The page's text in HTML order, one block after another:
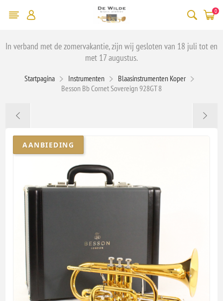
0
In verband met de zomervakantie, zijn wij gesloten van 18 juli tot en
met 17 augustus.
Startpagina Instrumenten
Blaasinstrumenten Koper
Besson Bb Cornet Sovereign 928GT 8
AANBIEDING